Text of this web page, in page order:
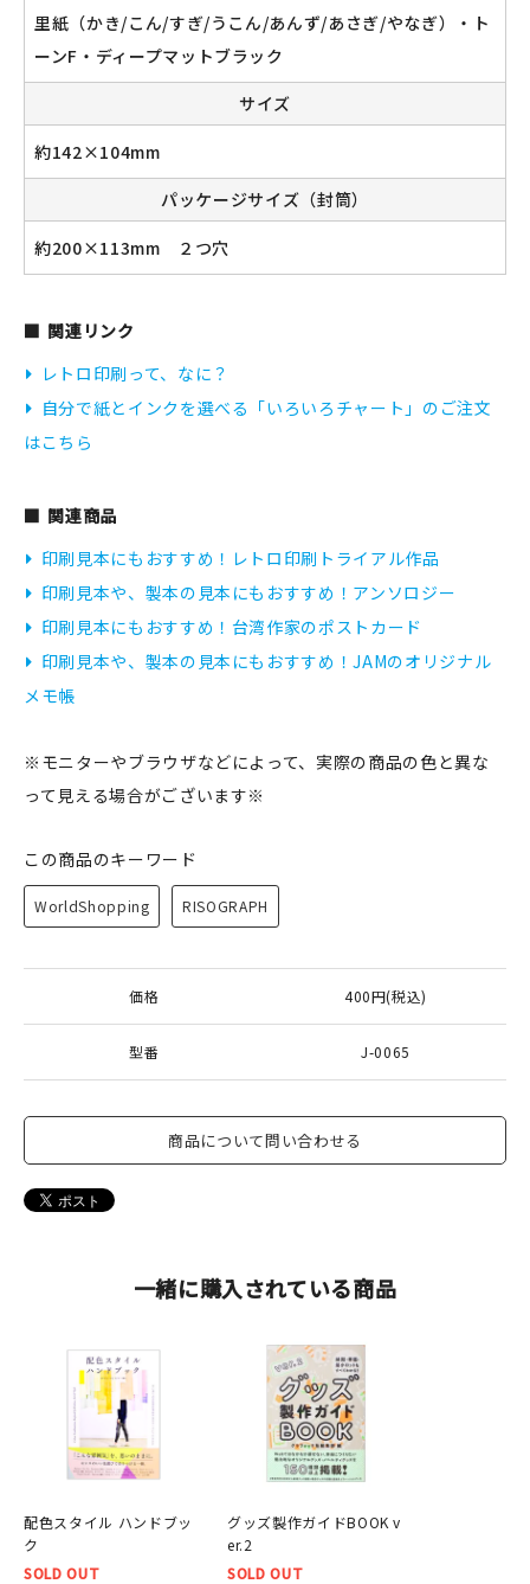
里紙（かき/こん/すぎ/うこん/あんず/あさぎ/やなぎ）・ト
ーンF・ディープマットブラック
サイズ
約142×104mm
パッケージサイズ（封筒）
約200×113mm ２つ穴
関連リンク
レトロ印刷って、なに？
自分で紙とインクを選べる「いろいろチャート」のご注文
はこちら
関連商品
印刷見本にもおすすめ！レトロ印刷トライアル作品
印刷見本や、製本の見本にもおすすめ！アンソロジー
印刷見本にもおすすめ！台湾作家のポストカード
印刷見本や、製本の見本にもおすすめ！JAMのオリジナル
メモ帳
※モニターやブラウザなどによって、実際の商品の色と異な
って見える場合がございます※
この商品のキーワード
WorldShopping RISOGRAPH
価格 400円(税込)
型番 J-0065
商品について問い合わせる
一緒に購入されている商品
配色スタイル ハンドブッ
ク
SOLD OUT
グッズ製作ガイドBOOK v
er.2
SOLD OUT